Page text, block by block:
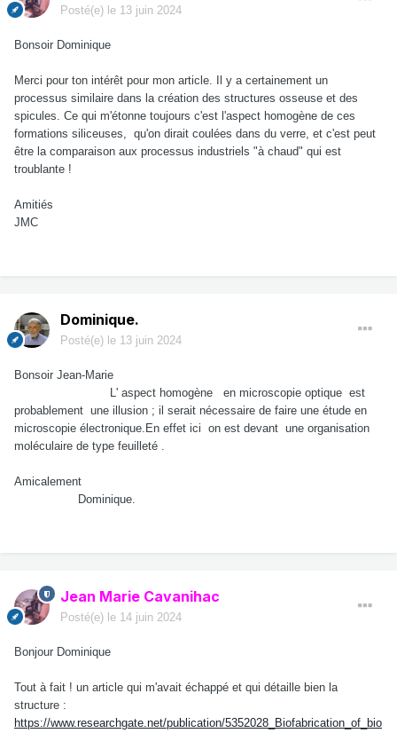
Posté(e) le 13 juin 2024
Bonsoir Dominique
Merci pour ton intérêt pour mon article. Il y a certainement un
processus similaire dans la création des structures osseuse et des
spicules. Ce qui m'étonne toujours c'est l'aspect homogène de ces
formations siliceuses, qu'on dirait coulées dans du verre, et c'est peut
être la comparaison aux processus industriels "à chaud" qui est
troublante !
Amitiés
JMC
Dominique.
Posté(e) le 13 juin 2024
Bonsoir Jean-Marie
L' aspect homogène en microscopie optique est
probablement une illusion ; il serait nécessaire de faire une étude en
microscopie électronique.En effet ici on est devant une organisation
moléculaire de type feuilleté .
Amicalement
Dominique.
Jean Marie Cavanihac
Posté(e) le 14 juin 2024
Bonjour Dominique
Tout à fait ! un article qui m'avait échappé et qui détaille bien la
structure :
https://www.researchgate.net/publication/5352028_Biofabrication_of_bio